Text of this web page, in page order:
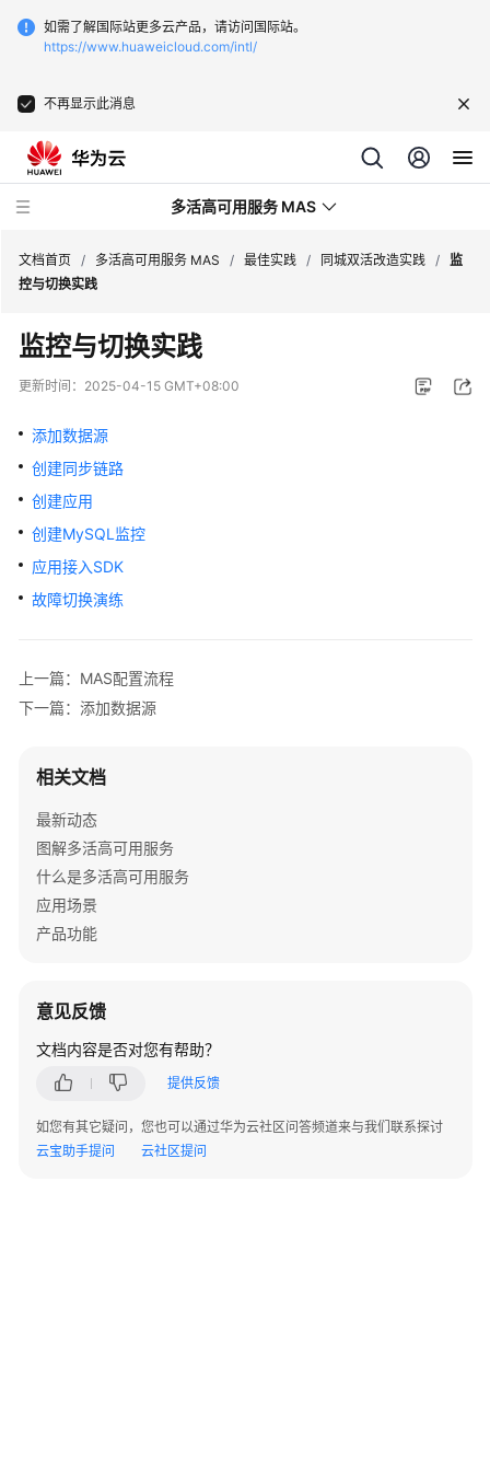
如需了解国际站更多云产品，请访问国际站。
https://www.huaweicloud.com/intl/
不再显示此消息
多活高可用服务 MAS
最
新
动
品
介
绍
计
费
快
速
门
用
户
指
最
践
最
实
践
文档首页 / 多活高可用服务 MAS / 最佳实践 / 同城双活改造实践 / 监
控与切换实践
监控与切换实践
更新时间： 2025-04-15 GMT+08:00
添加数据源
创建同步链路
创建应用
创建MySQL监控
应用接入SDK
故障切换演练
上一篇：MAS配置流程
下一篇：添加数据源
相关文档
最新动态
图解多活高可用服务
什么是多活高可用服务
应用场景
产品功能
意见反馈
文档内容是否对您有帮助？
提供反馈
如您有其它疑问，您也可以通过华为云社区问答频道来与我们联系探讨
云宝助手提问
云社区提问